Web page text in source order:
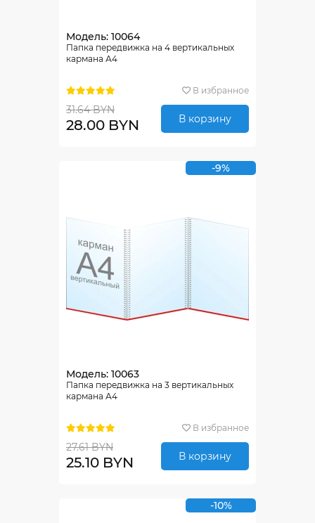
Модель: 10064
Папка передвижка на 4 вертикальных
кармана А4
В избранное
31.64 BYN
28.00 BYN В корзину
-9%
Модель: 10063
Папка передвижка на 3 вертикальных
кармана А4
В избранное
27.61 BYN
25.10 BYN В корзину
-10%